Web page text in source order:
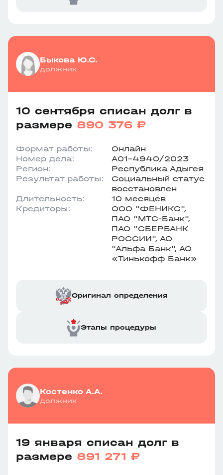
Быкова Ю.С.
должник
10 сентября списан долг в
размере 890 376 ₽
Формат работы:
Онлайн
Номер дела:
А01-4940/2023
Регион:
Республика Адыгея
Результат работы:
Социальный статус
восстановлен
Длительность:
10 месяцев
Кредиторы:
ООО "ФЕНИКС",
ПАО "МТС-Банк",
ПАО "СБЕРБАНК
РОССИИ", АО
"Альфа Банк", АО
«Тинькофф Банк»
Оригинал определения
Этапы процедуры
Костенко А.А.
должник
19 января списан долг в
размере 891 271 ₽